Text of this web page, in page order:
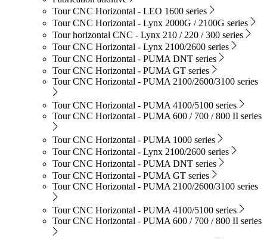
Tour CNC Horizontal - LEO 1600 series
Tour CNC Horizontal - Lynx 2000G / 2100G series
Tour horizontal CNC - Lynx 210 / 220 / 300 series
Tour CNC Horizontal - Lynx 2100/2600 series
Tour CNC Horizontal - PUMA DNT series
Tour CNC Horizontal - PUMA GT series
Tour CNC Horizontal - PUMA 2100/2600/3100 series
Tour CNC Horizontal - PUMA 4100/5100 series
Tour CNC Horizontal - PUMA 600 / 700 / 800 II series
Tour CNC Horizontal - PUMA 1000 series
Tour CNC Horizontal - Lynx 2100/2600 series
Tour CNC Horizontal - PUMA DNT series
Tour CNC Horizontal - PUMA GT series
Tour CNC Horizontal - PUMA 2100/2600/3100 series
Tour CNC Horizontal - PUMA 4100/5100 series
Tour CNC Horizontal - PUMA 600 / 700 / 800 II series